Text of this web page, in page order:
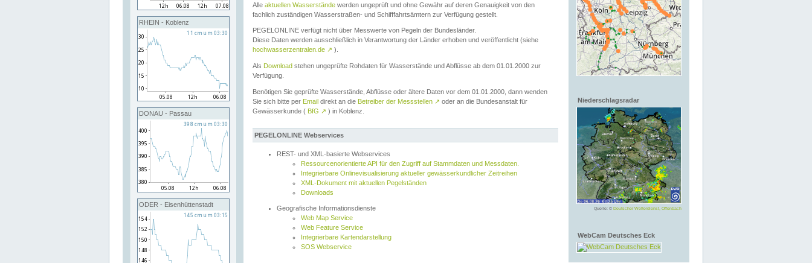
RHEIN - Koblenz
DONAU - Passau
ODER - Eisenhüttenstadt
Niederschlagsradar
Quelle: © Deutscher Wetterdienst, Offenbach
WebCam Deutsches Eck
Alle aktuellen Wasserstände werden ungeprüft und ohne Gewähr auf deren Genauigkeit von den
fachlich zuständigen Wasserstraßen- und Schifffahrtsämtern zur Verfügung gestellt.
PEGELONLINE verfügt nicht über Messwerte von Pegeln der Bundesländer.
Diese Daten werden ausschließlich in Verantwortung der Länder erhoben und veröffentlicht (siehe
hochwasserzentralen.de ↗ ).
Als Download stehen ungeprüfte Rohdaten für Wasserstände und Abflüsse ab dem 01.01.2000 zur
Verfügung.
Benötigen Sie geprüfte Wasserstände, Abflüsse oder ältere Daten vor dem 01.01.2000, dann wenden
Sie sich bitte per Email direkt an die Betreiber der Messstellen ↗ oder an die Bundesanstalt für
Gewässerkunde ( BfG ↗ ) in Koblenz.
PEGELONLINE Webservices
REST- und XML-basierte Webservices
Ressourcenorientierte API für den Zugriff auf Stammdaten und Messdaten.
Integrierbare Onlinevisualisierung aktueller gewässerkundlicher Zeitreihen
XML-Dokument mit aktuellen Pegelständen
Downloads
Geografische Informationsdienste
Web Map Service
Web Feature Service
Integrierbare Kartendarstellung
SOS Webservice